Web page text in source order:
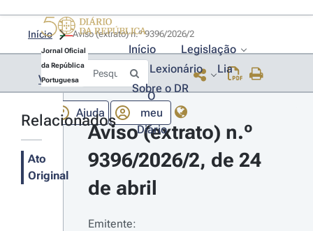
Jornal Oficial
da República
Portuguesa
Início
Legislação
Lexionário
Lia
Sobre o DR
Ajuda
O
meu
Diário
Início
Voltar
Relacionados
Ato
Original
Aviso (extrato) n.º
9396/2026/2, de 24
de abril
Emitente: